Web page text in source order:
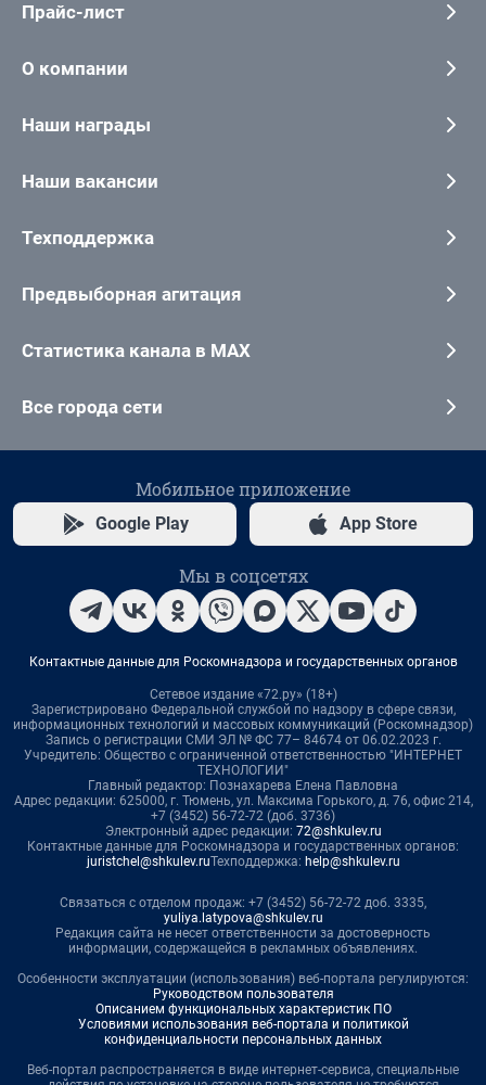
Прайс-лист
О компании
Наши награды
Наши вакансии
Техподдержка
Предвыборная агитация
Статистика канала в MAX
Все города сети
Мобильное приложение
Google Play App Store
Мы в соцсетях
Контактные данные для Роскомнадзора и государственных органов
Сетевое издание «72.ру» (18+)
Зарегистрировано Федеральной службой по надзору в сфере связи,
информационных технологий и массовых коммуникаций (Роскомнадзор)
Запись о регистрации СМИ ЭЛ № ФС 77– 84674 от 06.02.2023 г.
Учредитель: Общество с ограниченной ответственностью "ИНТЕРНЕТ
ТЕХНОЛОГИИ"
Главный редактор: Познахарева Елена Павловна
Адрес редакции: 625000, г. Тюмень, ул. Максима Горького, д. 76, офис 214,
+7 (3452) 56-72-72 (доб. 3736)
Электронный адрес редакции: 72@shkulev.ru
Контактные данные для Роскомнадзора и государственных органов:
juristchel@shkulev.ruТехподдержка: help@shkulev.ru
Связаться с отделом продаж: +7 (3452) 56-72-72 доб. 3335,
yuliya.latypova@shkulev.ru
Редакция сайта не несет ответственности за достоверность
информации, содержащейся в рекламных объявлениях.
Особенности эксплуатации (использования) веб-портала регулируются:
Руководством пользователя
Описанием функциональных характеристик ПО
Условиями использования веб-портала и политикой
конфиденциальности персональных данных
Веб-портал распространяется в виде интернет-сервиса, специальные